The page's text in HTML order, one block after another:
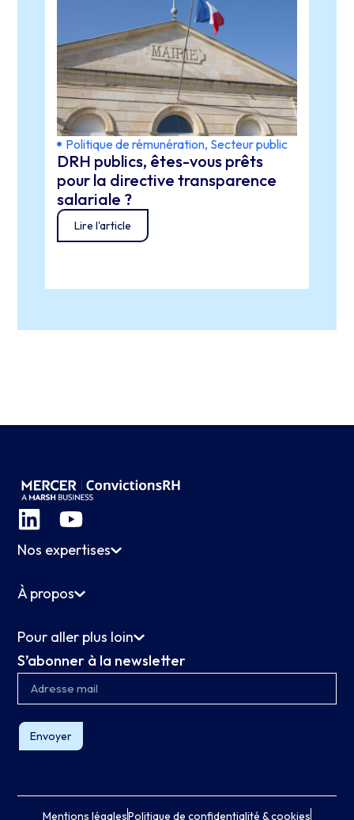
Politique de rémunération, Secteur public
DRH publics, êtes-vous prêts
pour la directive transparence
salariale ?
Lire l'article
Nos expertises
À propos
Pour aller plus loin
S’abonner à la newsletter
Envoyer
Mentions légalesPolitique de confidentialité & cookies